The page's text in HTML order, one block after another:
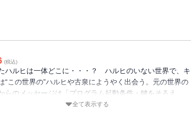
(税込)
ハルヒは一体どこに・・・？ ハルヒのいない世界で、キ
“この世界の”ハルヒや古泉にようやく出会う。元の世界の
らのメッセージは「プログラム起動条件・鍵をそろえ
・・・緊迫の「消失編」第２幕！
全て表示する